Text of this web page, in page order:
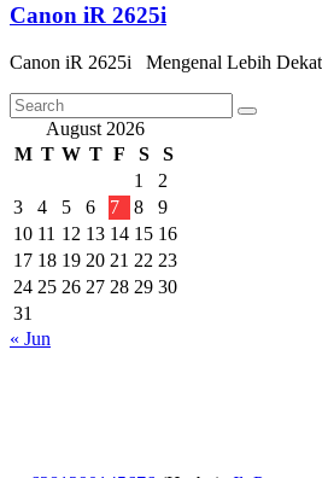
Canon iR 2625i
Canon iR 2625i Mengenal Lebih Dekat
August 2026
M T W T F S
S
1
2
3
4 5 6 7 8
9
10 11 12 13 14 15 16
17 18 19 20 21 22 23
24 25 26 27 28 29 30
31
« Jun